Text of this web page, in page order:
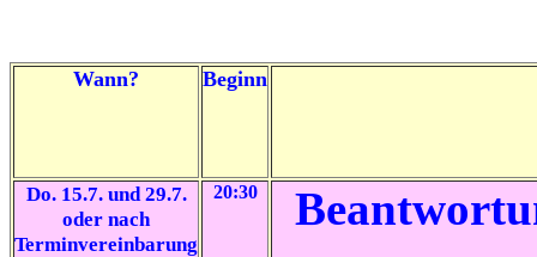
Wann? Beginn
Do. 15.7. und 29.7.
oder nach
Terminvereinbarung
20:30